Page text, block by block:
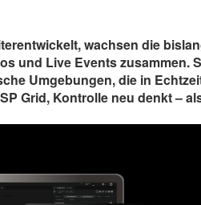
wachsen die
und Live Events zusammen.
Umgebungen, die in
Grid, Kontrolle neu denkt –